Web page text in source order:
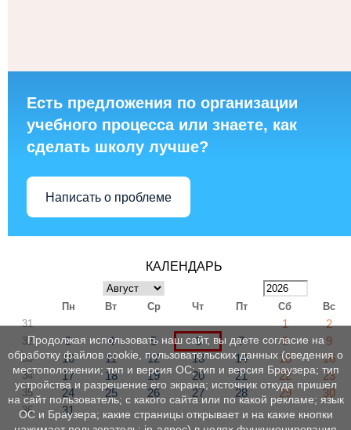
Есть предложения по организации
учебного процесса или знаете, как
сделать школу лучше?
Написать о проблеме
КАЛЕНДАРЬ
Пн Вт Ср Чт Пт Сб
Вс
31
1 2
32 3 4 5 6 7 8 9
33 10 11 12 13 14 15 16
34 17 18 19 20 21 22 23
35 24 25 26 27 28 29 30
36 31
Продолжая использовать наш сайт, вы даете согласие на
обработку файлов cookie, пользовательских данных (сведения о
местоположении; тип и версия ОС; тип и версия Браузера; тип
устройства и разрешение его экрана; источник откуда пришел
на сайт пользователь; с какого сайта или по какой рекламе; язык
ОС и Браузера; какие страницы открывает и на какие кнопки